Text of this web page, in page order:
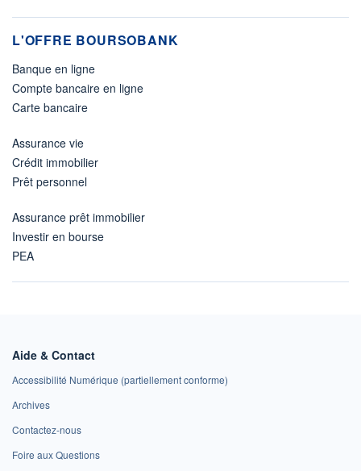
L'OFFRE BOURSOBANK
Banque en ligne
Compte bancaire en ligne
Carte bancaire
Assurance vie
Crédit immobilier
Prêt personnel
Assurance prêt immobilier
Investir en bourse
PEA
Aide & Contact
Accessibilité Numérique (partiellement conforme)
Archives
Contactez-nous
Foire aux Questions